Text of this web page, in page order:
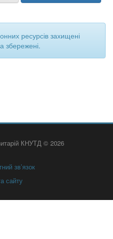
ресурсів захищені
збережені.
КНУТД © 2026
зв’язок
сайту